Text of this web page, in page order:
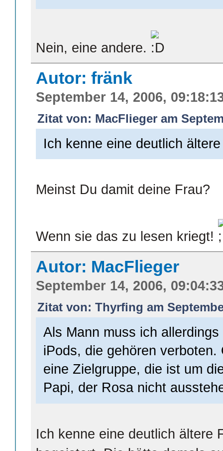
Nein, eine andere.
Autor: fränk
September 14, 2006,
Zitat von: MacFlieger am
Ich kenne eine deutlich
Meinst Du damit deine Frau?
Wenn sie das zu lesen kriegt!
Autor: MacFlieger
September 14, 2006,
Zitat von: Thyrfing am
Als Mann muss ich
iPods, die gehören
eine Zielgruppe, die ist um
Papi, der Rosa nicht
Ich kenne eine deutlich ältere